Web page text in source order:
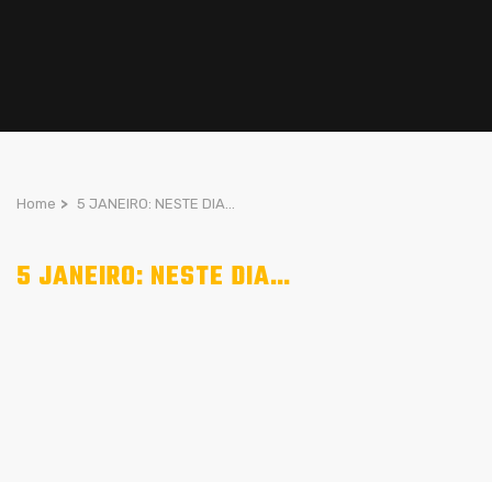
Home > 5 JANEIRO: NESTE DIA…
5 JANEIRO: NESTE DIA…